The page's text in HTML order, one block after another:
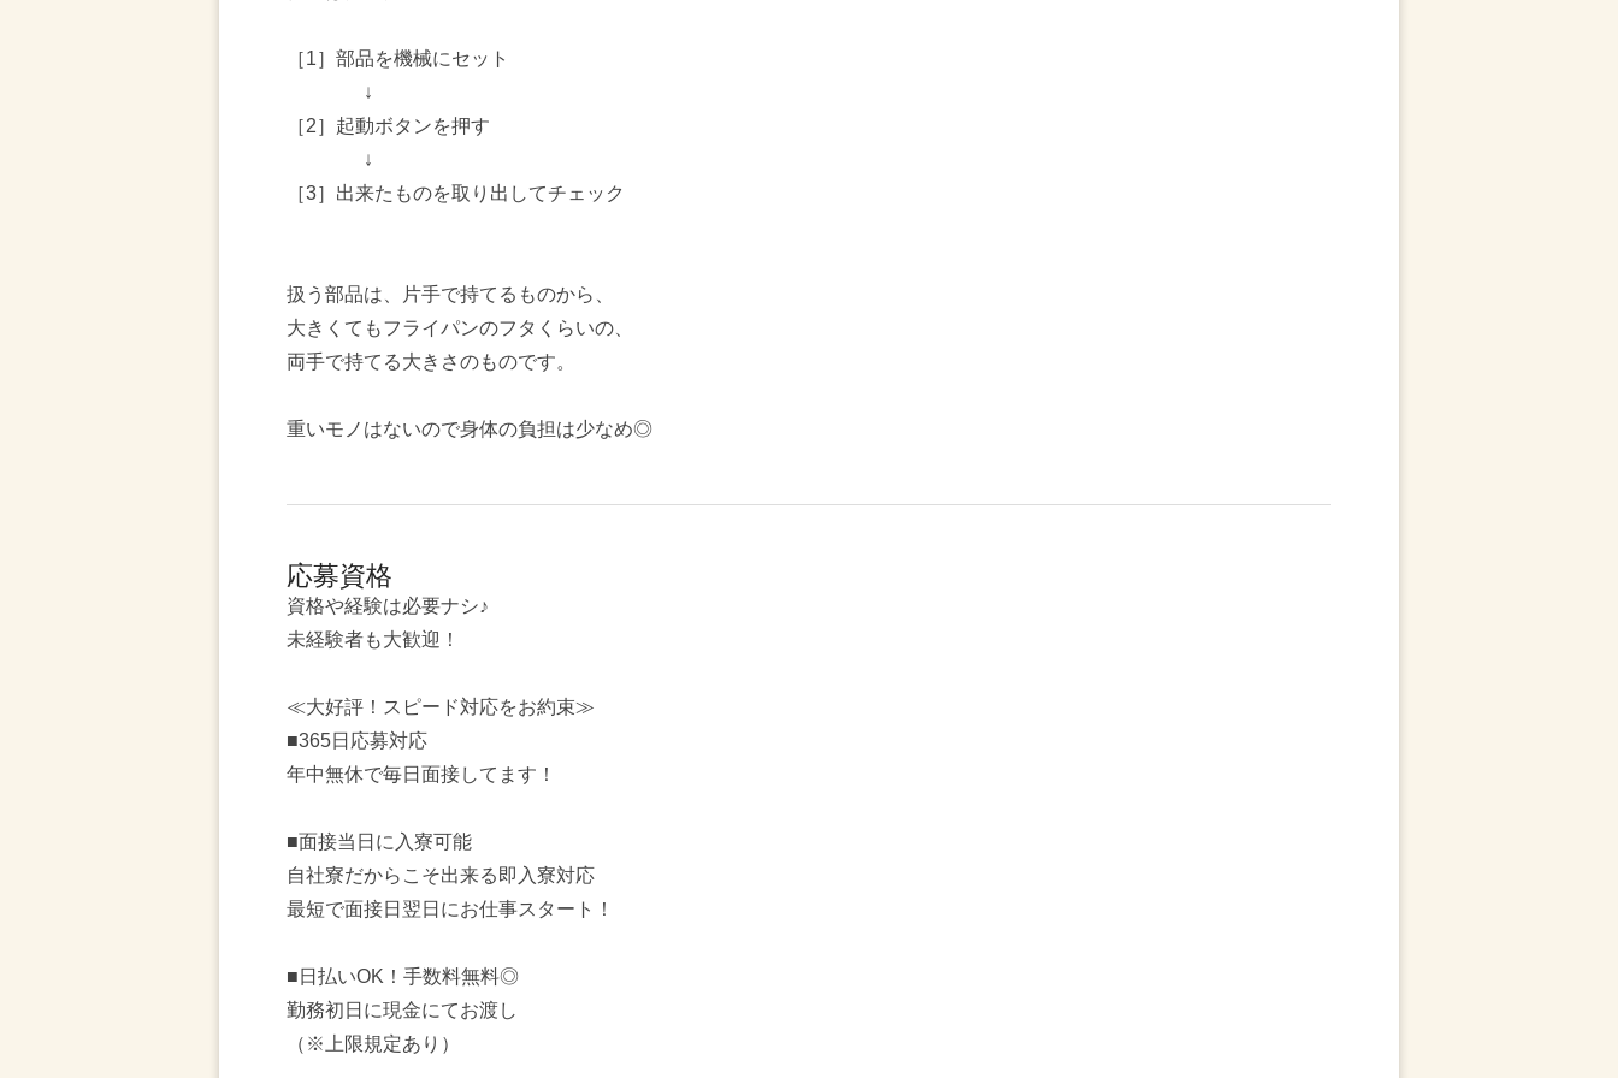
［1］部品を機械にセット
↓
［2］起動ボタンを押す
↓
［3］出来たものを取り出してチェック
扱う部品は、片手で持てるものから、
大きくてもフライパンのフタくらいの、
両手で持てる大きさのものです。
重いモノはないので身体の負担は少なめ◎
応募資格
資格や経験は必要ナシ♪
未経験者も大歓迎！
≪大好評！スピード対応をお約束≫
■365日応募対応
年中無休で毎日面接してます！
■面接当日に入寮可能
自社寮だからこそ出来る即入寮対応
最短で面接日翌日にお仕事スタート！
■日払いOK！手数料無料◎
勤務初日に現金にてお渡し
（※上限規定あり）